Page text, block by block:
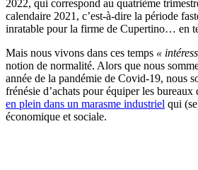
2022, qui correspond au quatrième
calendaire 2021, c’est-à-dire la période
inratable pour la firme de Cupertino… en
Mais nous vivons dans ces temps «
notion de normalité. Alors que nous
année de la pandémie de Covid-19, nous
frénésie d’achats pour équiper les
en plein dans un marasme industriel qui
économique et sociale.